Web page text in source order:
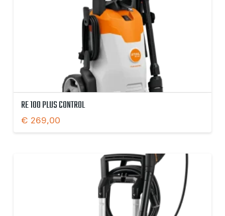
RE 100 PLUS CONTROL
€ 269,00